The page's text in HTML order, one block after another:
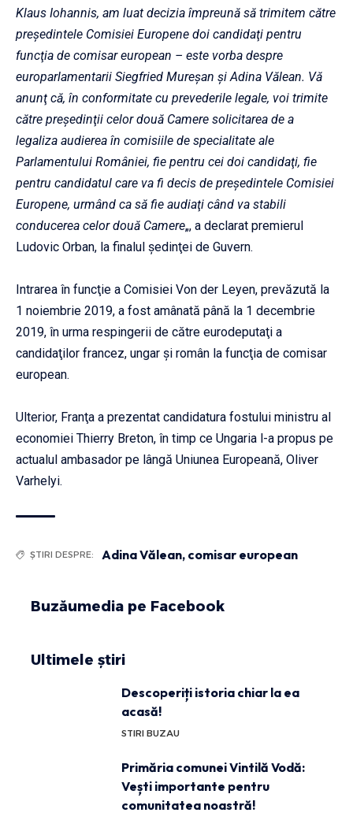
Klaus Iohannis, am luat decizia împreună să trimitem către
preşedintele Comisiei Europene doi candidaţi pentru
funcţia de comisar european – este vorba despre
europarlamentarii Siegfried Mureşan şi Adina Vălean. Vă
anunţ că, în conformitate cu prevederile legale, voi trimite
către preşedinţii celor două Camere solicitarea de a
legaliza audierea în comisiile de specialitate ale
Parlamentului României, fie pentru cei doi candidaţi, fie
pentru candidatul care va fi decis de preşedintele Comisiei
Europene, urmând ca să fie audiaţi când va stabili
conducerea celor două Camere„, a declarat premierul
Ludovic Orban, la finalul şedinţei de Guvern.
Intrarea în funcţie a Comisiei Von der Leyen, prevăzută la
1 noiembrie 2019, a fost amânată până la 1 decembrie
2019, în urma respingerii de către eurodeputaţi a
candidaţilor francez, ungar şi român la funcţia de comisar
european.
Ulterior, Franţa a prezentat candidatura fostului ministru al
economiei Thierry Breton, în timp ce Ungaria l-a propus pe
actualul ambasador pe lângă Uniunea Europeană, Oliver
Varhelyi.
ȘTIRI DESPRE: Adina Vălean, comisar european
Buzăumedia pe Facebook
Ultimele știri
Descoperiți istoria chiar la ea
acasă!
STIRI BUZAU
Primăria comunei Vintilă Vodă:
Vești importante pentru
comunitatea noastră!